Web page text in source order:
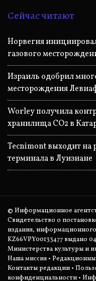
Сейчас читают
Норвегия
газового
Израиль одобрил
месторождения
Worley получила
хранилища CO2 в
Tecnimont выходит на
терминала в Луизиане
© Информационное
Свидетельство о
издания,
KZ66VPY00133477 выдано
Министерства культуры и
Наша миссия •
Контакты редакции •
конфиденциальности •